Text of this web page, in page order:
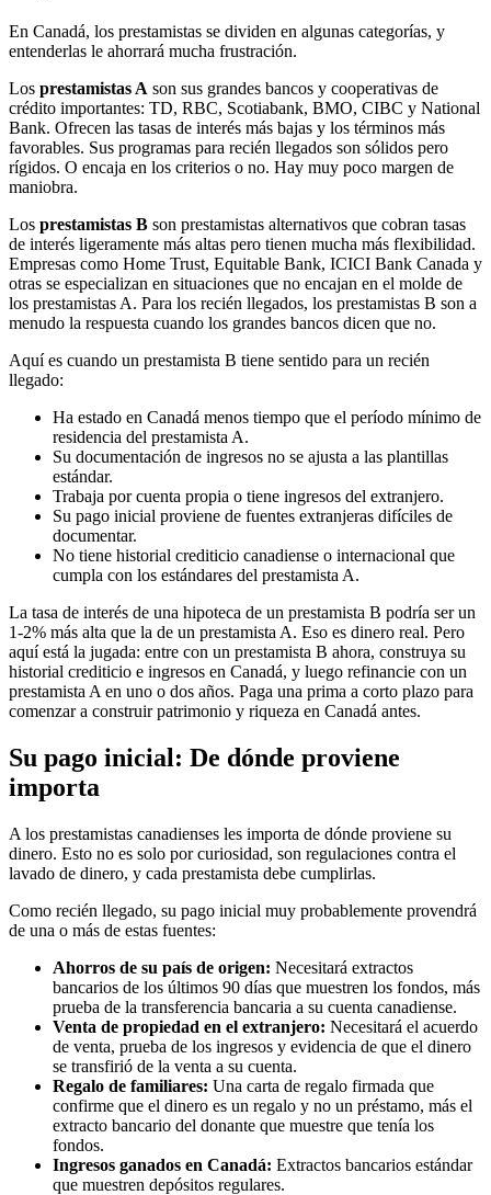
En Canadá, los prestamistas se dividen en algunas categorías, y
entenderlas le ahorrará mucha frustración.
Los prestamistas A son sus grandes bancos y cooperativas de
crédito importantes: TD, RBC, Scotiabank, BMO, CIBC y National
Bank. Ofrecen las tasas de interés más bajas y los términos más
favorables. Sus programas para recién llegados son sólidos pero
rígidos. O encaja en los criterios o no. Hay muy poco margen de
maniobra.
Los prestamistas B son prestamistas alternativos que cobran tasas
de interés ligeramente más altas pero tienen mucha más flexibilidad.
Empresas como Home Trust, Equitable Bank, ICICI Bank Canada y
otras se especializan en situaciones que no encajan en el molde de
los prestamistas A. Para los recién llegados, los prestamistas B son a
menudo la respuesta cuando los grandes bancos dicen que no.
Aquí es cuando un prestamista B tiene sentido para un recién
llegado:
Ha estado en Canadá menos tiempo que el período mínimo de
residencia del prestamista A.
Su documentación de ingresos no se ajusta a las plantillas
estándar.
Trabaja por cuenta propia o tiene ingresos del extranjero.
Su pago inicial proviene de fuentes extranjeras difíciles de
documentar.
No tiene historial crediticio canadiense o internacional que
cumpla con los estándares del prestamista A.
La tasa de interés de una hipoteca de un prestamista B podría ser un
1-2% más alta que la de un prestamista A. Eso es dinero real. Pero
aquí está la jugada: entre con un prestamista B ahora, construya su
historial crediticio e ingresos en Canadá, y luego refinancie con un
prestamista A en uno o dos años. Paga una prima a corto plazo para
comenzar a construir patrimonio y riqueza en Canadá antes.
Su pago inicial: De dónde proviene
importa
A los prestamistas canadienses les importa de dónde proviene su
dinero. Esto no es solo por curiosidad, son regulaciones contra el
lavado de dinero, y cada prestamista debe cumplirlas.
Como recién llegado, su pago inicial muy probablemente provendrá
de una o más de estas fuentes:
Ahorros de su país de origen: Necesitará extractos
bancarios de los últimos 90 días que muestren los fondos, más
prueba de la transferencia bancaria a su cuenta canadiense.
Venta de propiedad en el extranjero: Necesitará el acuerdo
de venta, prueba de los ingresos y evidencia de que el dinero
se transfirió de la venta a su cuenta.
Regalo de familiares: Una carta de regalo firmada que
confirme que el dinero es un regalo y no un préstamo, más el
extracto bancario del donante que muestre que tenía los
fondos.
Ingresos ganados en Canadá: Extractos bancarios estándar
que muestren depósitos regulares.